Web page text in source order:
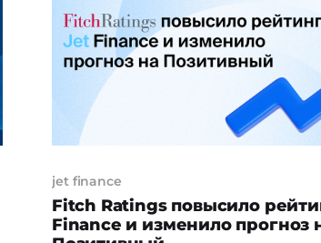
трансформацию сегодня
экосистема Binance: возникнув в
тысячи семнадцатом году
jet finance
Fitch Ratings повысило
Finance и изменило прогноз